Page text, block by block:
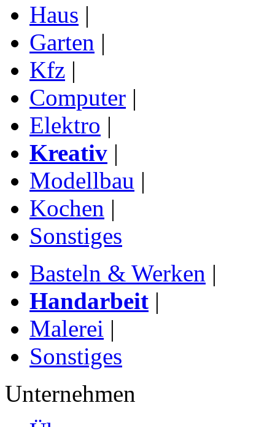
Haus |
Garten |
Kfz |
Computer |
Elektro |
Kreativ |
Modellbau |
Kochen |
Sonstiges
Basteln & Werken |
Handarbeit |
Malerei |
Sonstiges
Unternehmen